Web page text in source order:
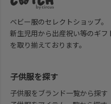
ベビー服のセレクトショップ。
新生児用から出産祝い等のギ
を取り揃えております。
子供服を探す
子供服をブランド一覧から探す